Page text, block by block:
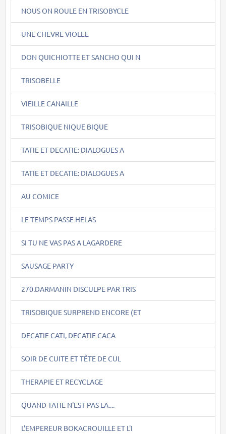
NOUS ON ROULE EN TRISOBYCLE
UNE CHEVRE VIOLEE
DON QUICHIOTTE ET SANCHO QUI N
TRISOBELLE
VIEILLE CANAILLE
TRISOBIQUE NIQUE BIQUE
TATIE ET DECATIE: DIALOGUES A
TATIE ET DECATIE: DIALOGUES A
AU COMICE
LE TEMPS PASSE HELAS
SI TU NE VAS PAS A LAGARDERE
SAUSAGE PARTY
270.DARMANIN DISCULPE PAR TRIS
TRISOBIQUE SURPREND ENCORE (ET
DECATIE CATI, DECATIE CACA
SOIR DE CUITE ET TÊTE DE CUL
THERAPIE ET RECYCLAGE
QUAND TATIE N'EST PAS LA....
L'EMPEREUR BOKACROUILLE ET L'I